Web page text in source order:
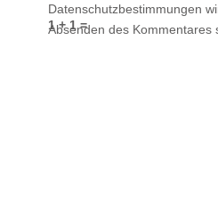
1 + 1 =
Datenschutzbestimmungen
Absenden des Kommentares